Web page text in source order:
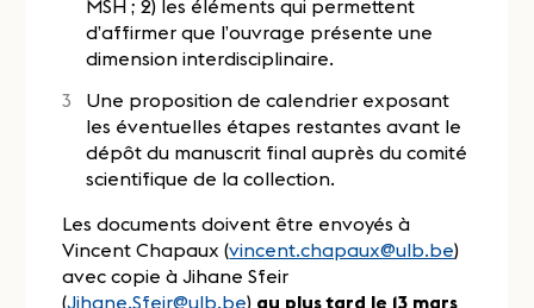
MSH ; 2) les éléments qui permettent
d’affirmer que l’ouvrage présente une
dimension interdisciplinaire.
Une proposition de calendrier exposant
les éventuelles étapes restantes avant le
dépôt du manuscrit final auprès du comité
scientifique de la collection.
Les documents doivent être envoyés à
Vincent Chapaux (vincent.chapaux@ulb.be)
avec copie à Jihane Sfeir
(Jihane.Sfeir@ulb.be) au plus tard le 13 mars